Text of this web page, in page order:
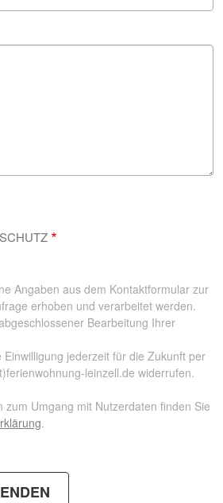
Angaben aus dem Kontaktformular zur
erhoben und verarbeitet werden.
Bearbeitung Ihrer
Einwilligung jederzeit für die Zukunft per
leinzell.de widerrufen.
zum Umgang mit Nutzerdaten finden Sie
.